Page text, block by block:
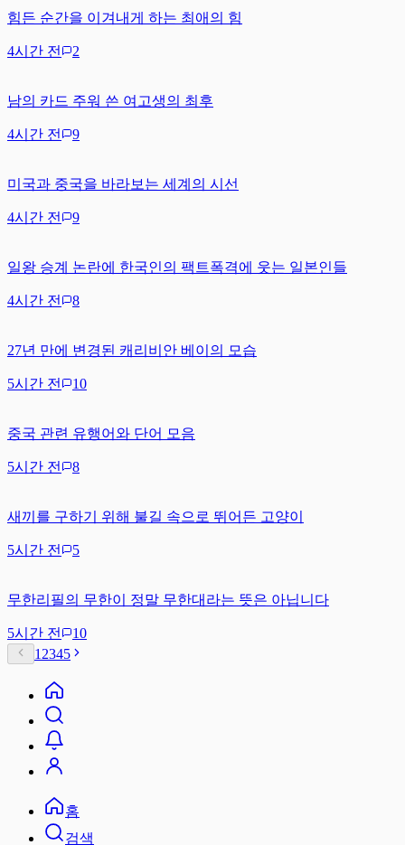
힘든 순간을 이겨내게 하는 최애의 힘
4시간 전 2
남의 카드 주워 쓴 여고생의 최후
4시간 전 9
미국과 중국을 바라보는 세계의 시선
4시간 전 9
일왕 승계 논란에 한국인의 팩트폭격에 웃는 일본인들
4시간 전 8
27년 만에 변경된 캐리비안 베이의 모습
5시간 전 10
중국 관련 유행어와 단어 모음
5시간 전 8
새끼를 구하기 위해 불길 속으로 뛰어든 고양이
5시간 전 5
무한리필의 무한이 정말 무한대라는 뜻은 아닙니다
5시간 전
10
1 2345
홈
검색